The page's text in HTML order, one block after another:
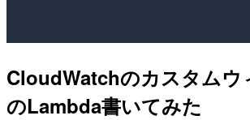
CloudWatchのカスタムウ
のLambda書いてみた